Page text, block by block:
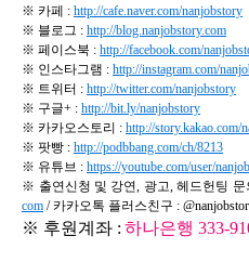
※ 카페 : http://cafe.naver.com/nanjobstory
※ 블로그 : http://blog.nanjobstory.com
※ 페이스북 : http://facebook.com/
※ 인스타그램 : http://instagram.com/
※ 트위터 : http://twitter.com/nanjobstory
※ 구글+ : http://bit.ly/nanjobstory
※ 카카오스토리 : http://story.kakao.com/
※ 팟빵 : http://podbbang.com/ch/8213
※ 유튜브 : https://youtube.com/user/
※ 출연신청 및 강연, 광고, 헤드헌팅 문
com /카카오톡 플러스친구 :
※ 후원계좌 : 하나은행 333-